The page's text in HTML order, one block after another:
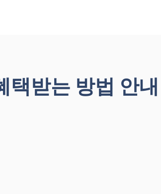
택받는 방법 안내